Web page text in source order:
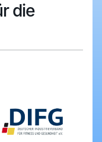
die